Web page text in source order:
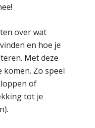
over wat
en hoe je
Met deze
komen. Zo speel
of
tot je